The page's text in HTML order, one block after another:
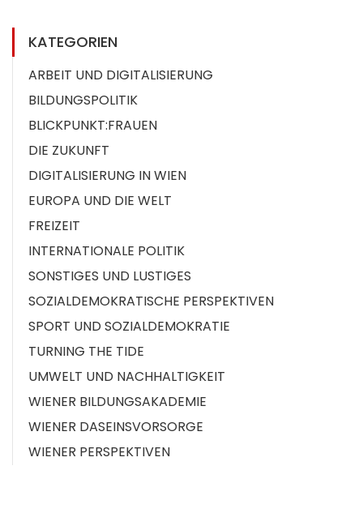
KATEGORIEN
ARBEIT UND DIGITALISIERUNG
BILDUNGSPOLITIK
BLICKPUNKT:FRAUEN
DIE ZUKUNFT
DIGITALISIERUNG IN WIEN
EUROPA UND DIE WELT
FREIZEIT
INTERNATIONALE POLITIK
SONSTIGES UND LUSTIGES
SOZIALDEMOKRATISCHE PERSPEKTIVEN
SPORT UND SOZIALDEMOKRATIE
TURNING THE TIDE
UMWELT UND NACHHALTIGKEIT
WIENER BILDUNGSAKADEMIE
WIENER DASEINSVORSORGE
WIENER PERSPEKTIVEN